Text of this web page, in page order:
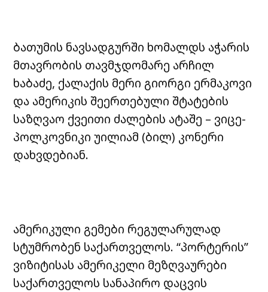
ბათუმის ნავსადგურში ხომალდს აჭარის
მთავრობის თავმჯდომარე არჩილ
ხაბაძე, ქალაქის მერი გიორგი ერმაკოვი
და ამერიკის შეერთებული შტატების
საზღვაო ქვეითი ძალების ატაშე – ვიცე-
პოლკოვნიკი უილიამ (ბილ) კონერი
დახვდებიან.
ამერიკული გემები რეგულარულად
სტუმრობენ საქართველოს. “პორტერის”
ვიზიტისას ამერიკელი მეზღვაურები
საქართველოს სანაპირო დაცვის